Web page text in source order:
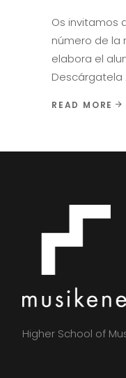
Os invitamos
número de la
elabora el
Descárgatela
READ MORE
Higher School of